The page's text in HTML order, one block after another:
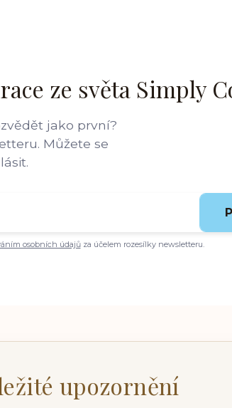
ze světa Simply
jako první?
Můžete se
osobních údajůza účelem rozesílky newsletteru.
upozornění